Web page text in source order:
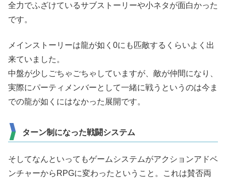
全力でふざけているサブストーリーや小ネタが面白かった
です。
メインストーリーは龍が如く0にも匹敵するくらいよく出
来ていました。
中盤が少しごちゃごちゃしていますが、敵が仲間になり、
実際にパーティメンバーとして一緒に戦うというのは今ま
での龍が如くにはなかった展開です。
ターン制になった戦闘システム
そしてなんといってもゲームシステムがアクションアドベ
ンチャーからRPGに変わったということ。これは賛否両